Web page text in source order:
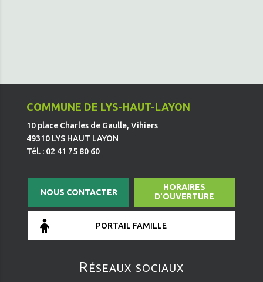
COMMUNE DE LYS-HAUT-LAYON
10 place Charles de Gaulle, Vihiers
49310 LYS HAUT LAYON
Tél. : 02 41 75 80 60
NOUS CONTACTER
HORAIRES
D'OUVERTURE
PORTAIL FAMILLE
Réseaux sociaux